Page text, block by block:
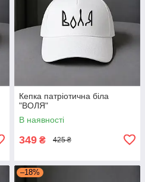
Кепка патріотична біла
"ВОЛЯ"
В наявності
349 ₴ 425 ₴
–18%